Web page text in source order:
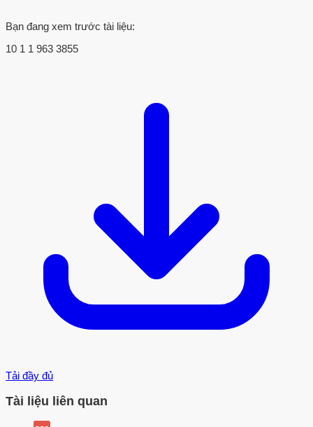
Bạn đang xem trước tài liệu:
10 1 1 963 3855
Tải đầy đủ
Tài liệu liên quan